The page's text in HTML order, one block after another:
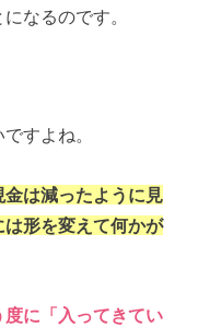
なるのです。
すよね。
は減ったように見
形を変えて何かが
度に「入ってきてい